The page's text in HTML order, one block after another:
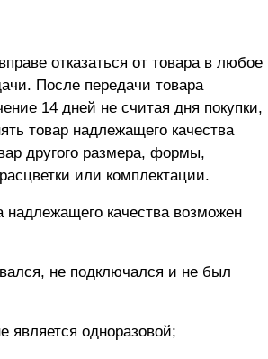
отказаться от товара в любое
После передачи товара
14 дней не считая дня покупки,
товар надлежащего качества
другого размера, формы,
или комплектации.
надлежащего качества возможен
не подключался и не был
является одноразовой;